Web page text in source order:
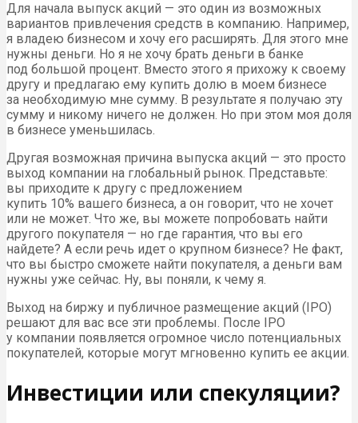
Для начала выпуск акций — это один из возможных
вариантов привлечения средств в компанию. Например,
я владею бизнесом и хочу его расширять. Для этого мне
нужны деньги. Но я не хочу брать деньги в банке
под большой процент. Вместо этого я прихожу к своему
другу и предлагаю ему купить долю в моем бизнесе
за необходимую мне сумму. В результате я получаю эту
сумму и никому ничего не должен. Но при этом моя доля
в бизнесе уменьшилась.
Другая возможная причина выпуска акций — это просто
выход компании на глобальный рынок. Представьте:
вы приходите к другу с предложением
купить 10% вашего бизнеса, а он говорит, что не хочет
или не может. Что же, вы можете попробовать найти
другого покупателя — но где гарантия, что вы его
найдете? А если речь идет о крупном бизнесе? Не факт,
что вы быстро сможете найти покупателя, а деньги вам
нужны уже сейчас. Ну, вы поняли, к чему я.
Выход на биржу и публичное размещение акций (IPO)
решают для вас все эти проблемы. После IPO
у компании появляется огромное число потенциальных
покупателей, которые могут мгновенно купить ее акции.
Инвестиции или спекуляции?